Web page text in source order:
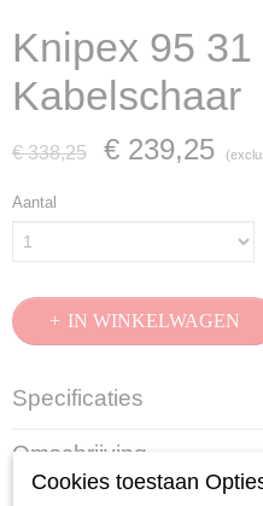
Knipex 95 31
Kabelschaar
€ 338,25 € 239,25
Aantal
IN WINKELWAGEN
Specificaties
Productcode
Omschrijving
Kabelschaar zwart gelakt, met
Cookies toestaan